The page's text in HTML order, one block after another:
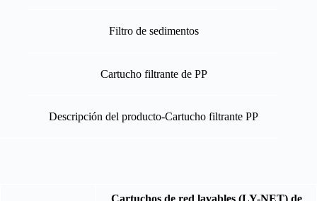
Filtro de sedimentos
Cartucho filtrante de PP
Descripción del producto-Cartucho filtrante PP
Cartuchos de red lavables (LY-NET) de